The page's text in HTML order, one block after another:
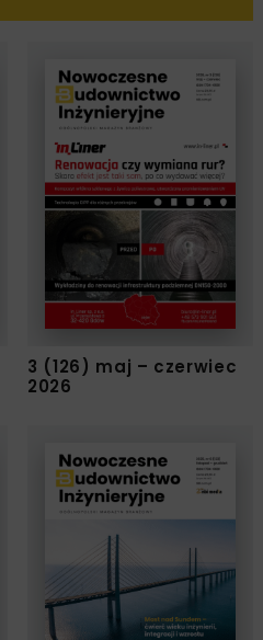
3 (126) maj – czerwiec
2026